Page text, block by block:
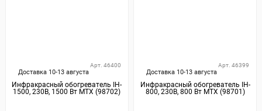
Доставка 10-13 августа
Арт. 46400
Инфракрасный обогреватель IH-
1500, 230В, 1500 Вт MTX (98702)
Доставка 10-13 августа
Арт. 46399
Инфракрасный обогреватель IH-
800, 230В, 800 Вт MTX (98701)